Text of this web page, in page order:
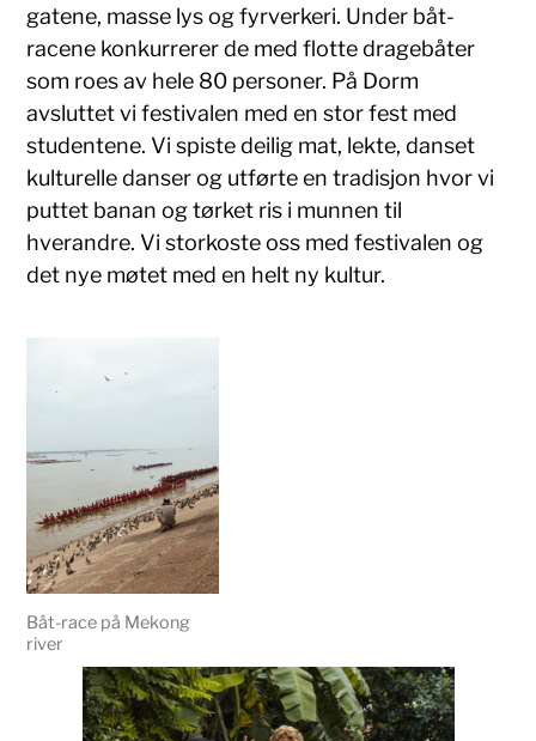
gatene, masse lys og fyrverkeri. Under båt-
racene konkurrerer de med flotte dragebåter
som roes av hele 80 personer. På Dorm
avsluttet vi festivalen med en stor fest med
studentene. Vi spiste deilig mat, lekte, danset
kulturelle danser og utførte en tradisjon hvor vi
puttet banan og tørket ris i munnen til
hverandre. Vi storkoste oss med festivalen og
det nye møtet med en helt ny kultur.
Båt-race på Mekong
river